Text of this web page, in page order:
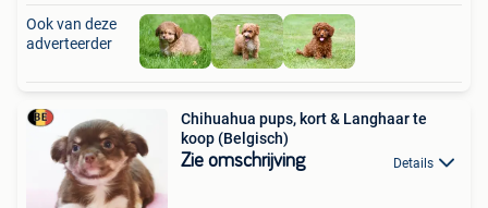
Ook van deze
adverteerder
Chihuahua pups, kort & Langhaar te
koop (Belgisch)
Zie omschrijving Details